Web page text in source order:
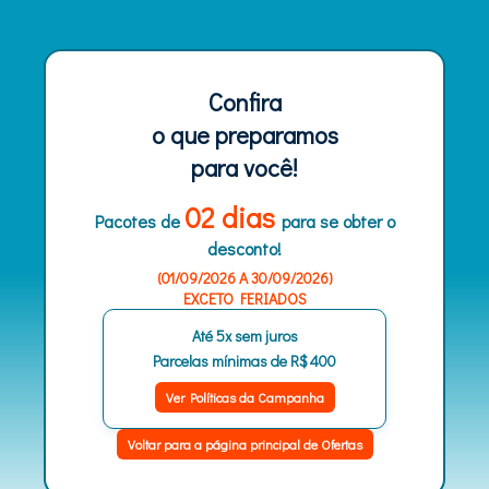
Confira
o que preparamos
para você!
Pacotes de 02 dias para se obter o
desconto!
(01/09/2026 A 30/09/2026)
EXCETO FERIADOS
Até 5x sem juros
Parcelas mínimas de R$ 400
Ver Políticas da Campanha
Voltar para a página principal de Ofertas